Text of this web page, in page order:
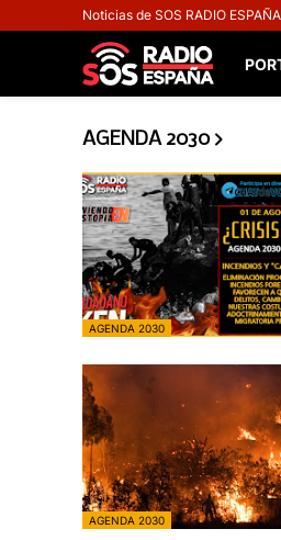
Noticias de SOS RADIO
AGENDA 2030
AGENDA 2030
AGENDA 2030